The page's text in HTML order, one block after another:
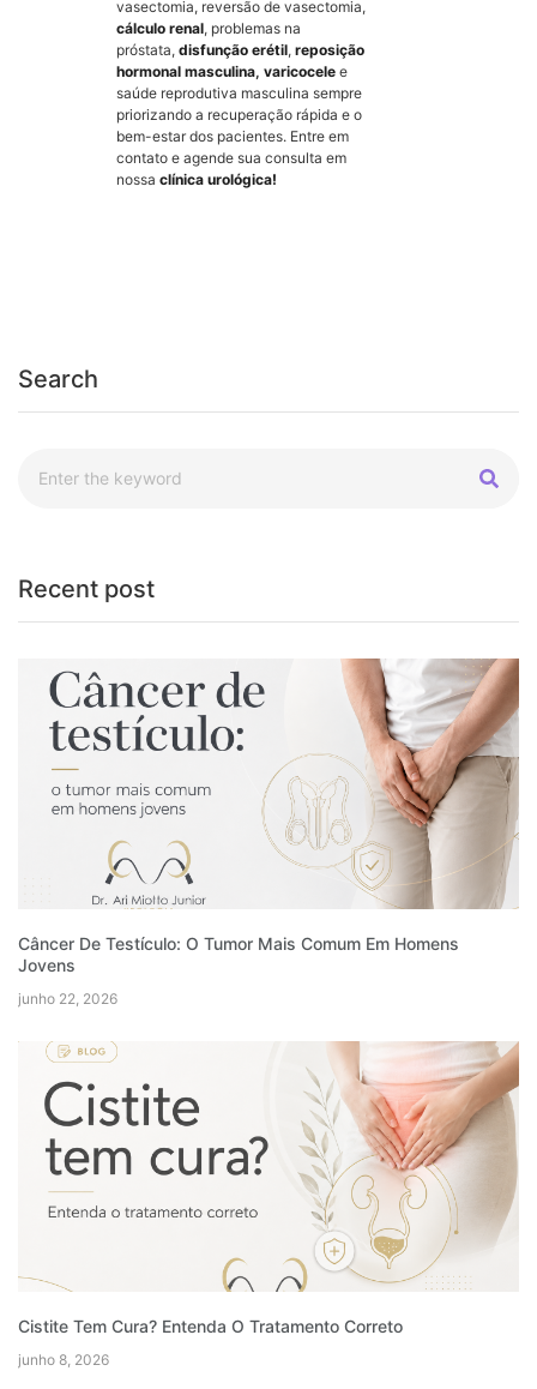
vasectomia, reversão de vasectomia,
cálculo renal, problemas na
próstata, disfunção erétil, reposição
hormonal masculina, varicocele e
saúde reprodutiva masculina sempre
priorizando a recuperação rápida e o
bem-estar dos pacientes. Entre em
contato e agende sua consulta em
nossa clínica urológica!
Search
Recent post
Câncer De Testículo: O Tumor Mais Comum Em Homens
Jovens
junho 22, 2026
Cistite Tem Cura? Entenda O Tratamento Correto
junho 8, 2026